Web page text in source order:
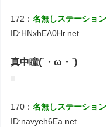
172：名無しステーション
ID:HNxhEA0Hr.net
真中瞳(´・ω・`)
170：名無しステーション
ID:navyeh6Ea.net